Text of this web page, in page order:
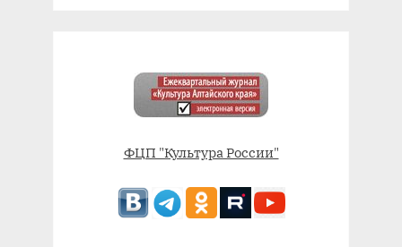
ФЦП "Культура России"